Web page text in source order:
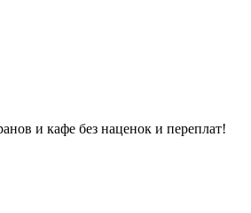
и кафе без наценок и переплат!